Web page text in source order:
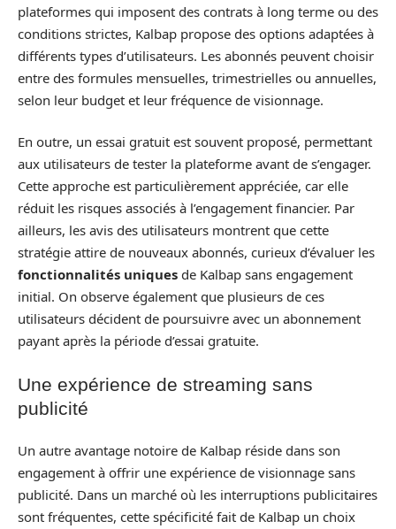
plateformes qui imposent des contrats à long terme ou des
conditions strictes, Kalbap propose des options adaptées à
différents types d’utilisateurs. Les abonnés peuvent choisir
entre des formules mensuelles, trimestrielles ou annuelles,
selon leur budget et leur fréquence de visionnage.
En outre, un essai gratuit est souvent proposé, permettant
aux utilisateurs de tester la plateforme avant de s’engager.
Cette approche est particulièrement appréciée, car elle
réduit les risques associés à l’engagement financier. Par
ailleurs, les avis des utilisateurs montrent que cette
stratégie attire de nouveaux abonnés, curieux d’évaluer les
fonctionnalités uniques de Kalbap sans engagement
initial. On observe également que plusieurs de ces
utilisateurs décident de poursuivre avec un abonnement
payant après la période d’essai gratuite.
Une expérience de streaming sans
publicité
Un autre avantage notoire de Kalbap réside dans son
engagement à offrir une expérience de visionnage sans
publicité. Dans un marché où les interruptions publicitaires
sont fréquentes, cette spécificité fait de Kalbap un choix